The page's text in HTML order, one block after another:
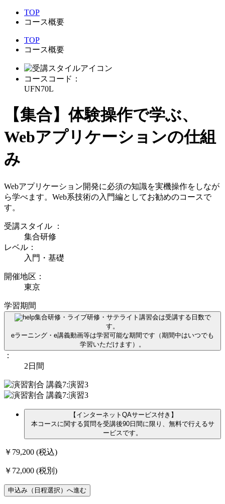
TOP
コース概要
TOP
コース概要
コースコード：
UFN70L
【集合】体験操作で学ぶ、
Webアプリケーションの仕組
み
Webアプリケーション開発に必須の知識を実機操作をしなが
ら学べます。Web系技術の入門編としてお勧めのコースで
す。
受講スタイル ：
集合研修
レベル：
入門・基礎
開催地区：
東京
学習期間
集合研修・ライブ研修・サテライト講習会は受講する日数で
す。
eラーニング・e講義動画等は学習可能な期間です（期間中はいつでも
学習いただけます）。
：
2日間
【インターネットQAサービス付き】
本コースに関する質問を受講後90日間に限り、無料で行えるサ
ービスです。
￥79,200 (税込)
￥72,000 (税別)
申込み（日程選択）へ進む